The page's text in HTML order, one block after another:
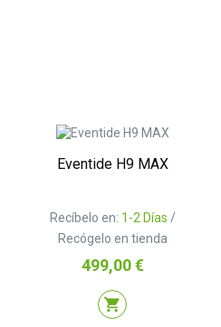
Eventide H9 MAX
Recíbelo en: 1-2 Días /
Recógelo en tienda
Precio
499,00 €
shopping_cart